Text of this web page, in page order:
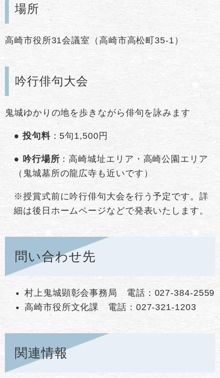
場所
高崎市役所31会議室（高崎市高松町35-1）
吟行俳句大会
鬼城ゆかりの地を歩きながら俳句を詠みます
●​投句料：5句1,500円
●​ 吟行場所：高崎城址エリア・高崎公園エリア
（鬼城墓所の龍広寺も近いです）
※授賞式前に吟行俳句大会を行う予定です。​詳
細は後日ホームページなどで発表いたします。
問い合わせ先
村上鬼城顕彰会事務局 電話：027-384-2559
高崎市役所文化課 電話：027-321-1203
関連情報